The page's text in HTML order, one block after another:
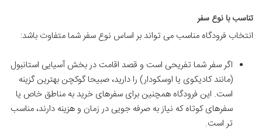
تناسب با نوع سفر
انتخاب فرودگاه مناسب می تواند بر اساس نوع سفر شما متفاوت باشد:
اگر سفر شما تفریحی است و قصد اقامت در بخش آسیایی استانبول
(مانند کادیکوی یا اوسکودار) را دارید، صبیحا گوکچن بهترین گزینه
است. این فرودگاه همچنین برای سفرهای خرید به مناطق خاص یا
سفرهای کوتاه که نیاز به صرفه جویی در زمان و هزینه دارند، مناسب
تر است.